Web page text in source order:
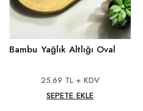
Bambu Yağlık Altlığı Oval
25.69 TL + KDV
SEPETE EKLE